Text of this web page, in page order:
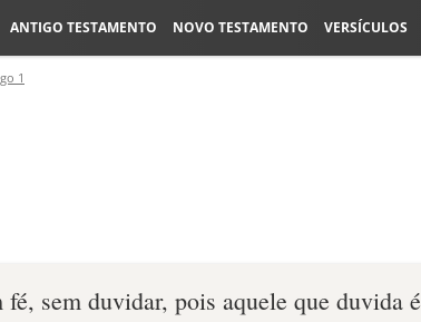
ANTIGO TESTAMENTO NOVO TESTAMENTO VERSÍCULOS
1
fé, sem duvidar, pois aquele que duvida é